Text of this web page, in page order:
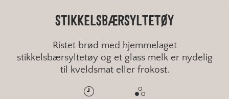
STIKKELSBÆRSYLTETØY
Ristet brød med hjemmelaget
stikkelsbærsyltetøy og et glass melk er nydelig
til kveldsmat eller frokost.